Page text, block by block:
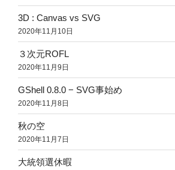
3D : Canvas vs SVG
2020年11月10日
３次元ROFL
2020年11月9日
GShell 0.8.0 − SVG事始め
2020年11月8日
秋の空
2020年11月7日
大統領選休暇